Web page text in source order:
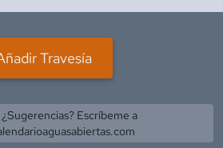
Travesía
Escríbeme a